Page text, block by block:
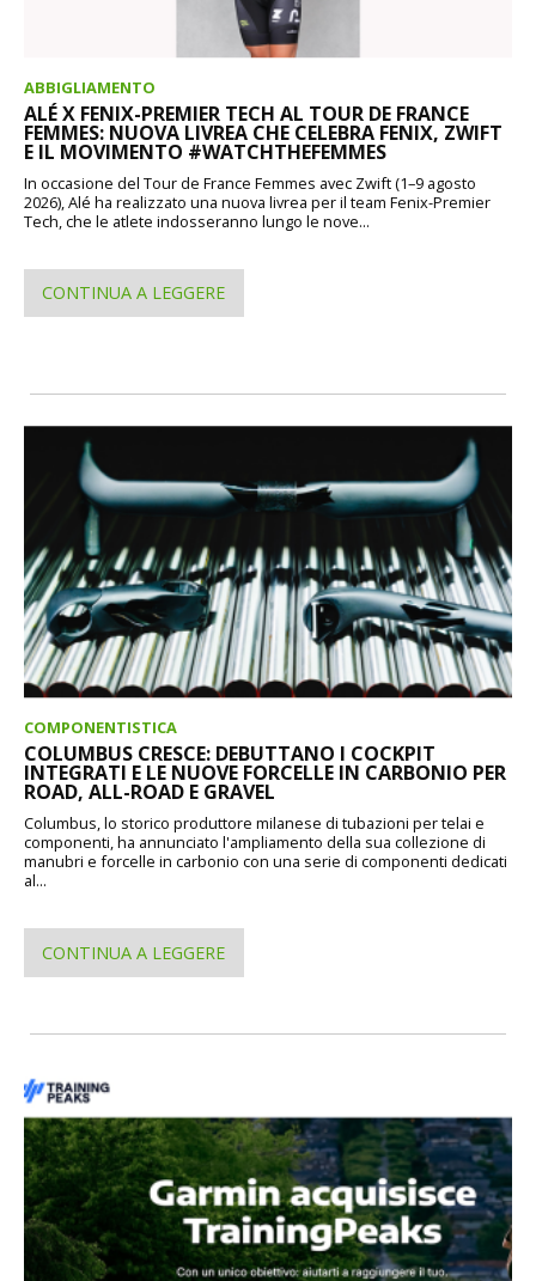
ABBIGLIAMENTO
ALÉ X FENIX-PREMIER TECH AL TOUR DE FRANCE
FEMMES: NUOVA LIVREA CHE CELEBRA FENIX, ZWIFT
E IL MOVIMENTO #WATCHTHEFEMMES
In occasione del Tour de France Femmes avec Zwift (1–9 agosto
2026), Alé ha realizzato una nuova livrea per il team Fenix-Premier
Tech, che le atlete indosseranno lungo le nove...
CONTINUA A LEGGERE
COMPONENTISTICA
COLUMBUS CRESCE: DEBUTTANO I COCKPIT
INTEGRATI E LE NUOVE FORCELLE IN CARBONIO PER
ROAD, ALL-ROAD E GRAVEL
Columbus, lo storico produttore milanese di tubazioni per telai e
componenti, ha annunciato l'ampliamento della sua collezione di
manubri e forcelle in carbonio con una serie di componenti dedicati
al...
CONTINUA A LEGGERE